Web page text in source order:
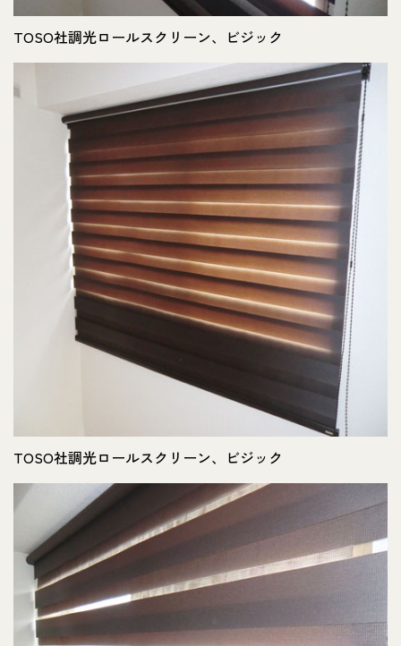
TOSO社調光ロールスクリーン、ビジック
TOSO社調光ロールスクリーン、ビジック